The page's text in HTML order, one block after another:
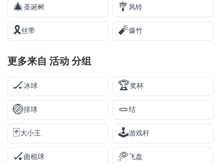
🎄圣诞树 🎐 风铃
🎗️丝带 🧨爆竹
更多来自 活动 分组
🏒冰球 🏆奖杯
🏐排球 🪢结
🃏大小王 🕹️游戏杆
🏑曲棍球 🥏飞盘